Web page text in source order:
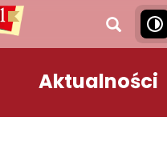
Aktualności